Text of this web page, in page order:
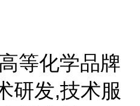
等化学品牌
研发,技术服